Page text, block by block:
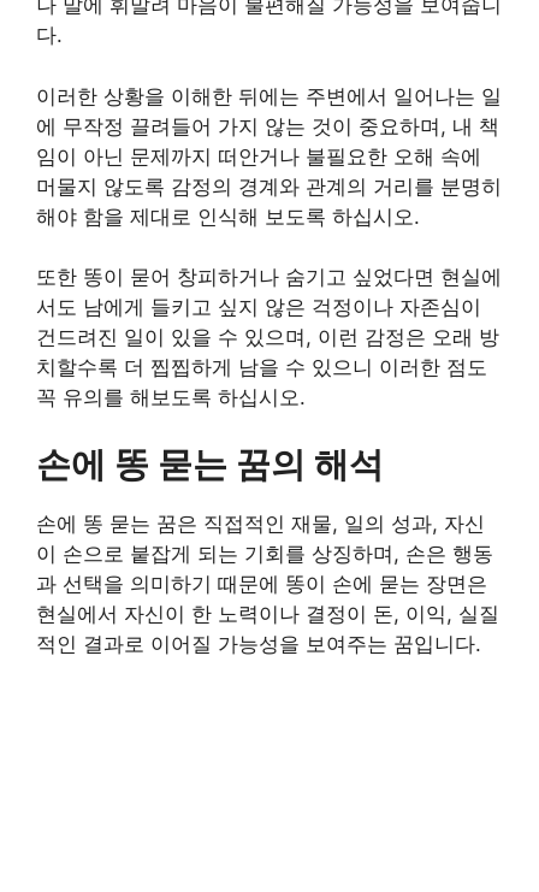
나 말에 휘말려 마음이 불편해질 가능성을 보여줍니
다.
이러한 상황을 이해한 뒤에는 주변에서 일어나는 일
에 무작정 끌려들어 가지 않는 것이 중요하며, 내 책
임이 아닌 문제까지 떠안거나 불필요한 오해 속에
머물지 않도록 감정의 경계와 관계의 거리를 분명히
해야 함을 제대로 인식해 보도록 하십시오.
또한 똥이 묻어 창피하거나 숨기고 싶었다면 현실에
서도 남에게 들키고 싶지 않은 걱정이나 자존심이
건드려진 일이 있을 수 있으며, 이런 감정은 오래 방
치할수록 더 찝찝하게 남을 수 있으니 이러한 점도
꼭 유의를 해보도록 하십시오.
손에 똥 묻는 꿈의 해석
손에 똥 묻는 꿈은 직접적인 재물, 일의 성과, 자신
이 손으로 붙잡게 되는 기회를 상징하며, 손은 행동
과 선택을 의미하기 때문에 똥이 손에 묻는 장면은
현실에서 자신이 한 노력이나 결정이 돈, 이익, 실질
적인 결과로 이어질 가능성을 보여주는 꿈입니다.